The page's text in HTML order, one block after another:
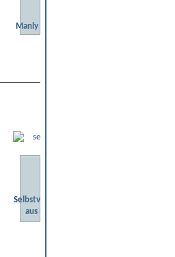
Manly Taschenmesser Wasp CPM-S-
Selbstverteidigungsschirm mit Knauf
aus Nussholz zum Selbstschutz